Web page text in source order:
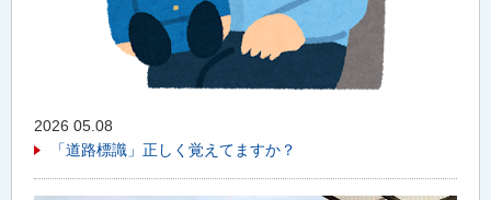
2026 05.08
「道路標識」正しく覚えてますか？